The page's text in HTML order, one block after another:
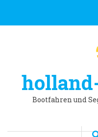
Bootfahren und